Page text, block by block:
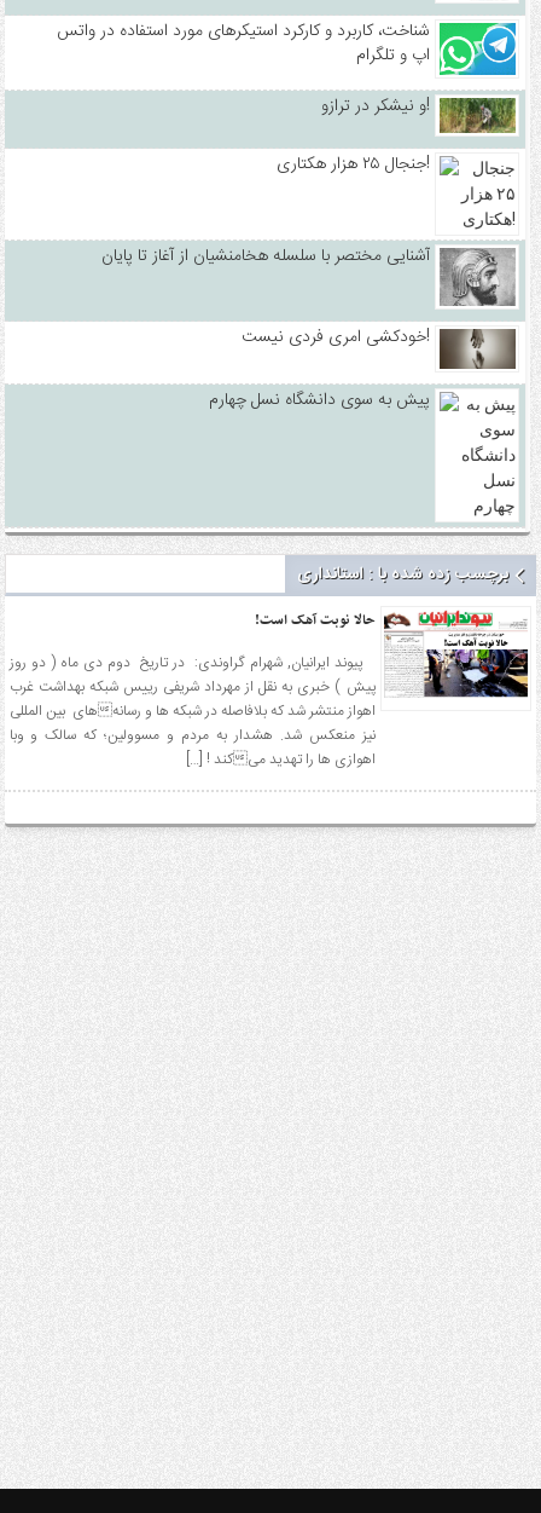
شناخت، کاربرد و کارکرد استیکرهای مورد استفاده در واتس
اپ و تلگرام
و نیشکر در ترازو!
جنجال ۲۵ هزار هکتاری!
آشنایی مختصر با سلسله هخامنشیان از آغاز تا پایان
خودکشی امری فردی نیست!
پیش به سوی دانشگاه نسل چهارم
برچسب زده شده با : استانداری
حالا نوبت آهک است!
پیوند ایرانیان, شهرام گراوندی: در تاریخ دوم دی ماه ( دو روز
پیش ) خبری به نقل از مهرداد شریفی رییس شبکه بهداشت غرب
اهواز منتشر شد که بلافاصله در شبکه ها و رسانههای بین المللی
نیز منعکس شد. هشدار به مردم و مسوولین؛ که سالک و وبا
اهوازی ها را تهدید میکند ! […]